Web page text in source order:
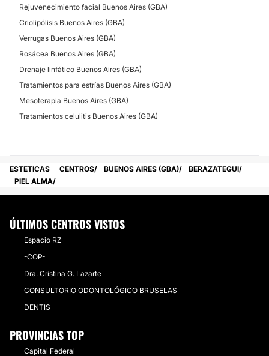
Rejuvenecimiento facial Buenos Aires (GBA)
Criolipólisis Buenos Aires (GBA)
Verrugas Buenos Aires (GBA)
Rosácea Buenos Aires (GBA)
Drenaje linfático Buenos Aires (GBA)
Tratamientos para estrías Buenos Aires (GBA)
Mesoterapia Buenos Aires (GBA)
Tratamientos celulitis Buenos Aires (GBA)
ESTETICAS CENTROS BUENOS AIRES (GBA)
BERAZATEGUI
PIEL ALMA
ÚLTIMOS CENTROS VISTOS
Espacio RZ
-COP-
Dra. Cristina G. Lazarte
CONSULTORIO ODONTOLÓGICO BRUSELAS
DENTIS
PROVINCIAS TOP
Capital Federal